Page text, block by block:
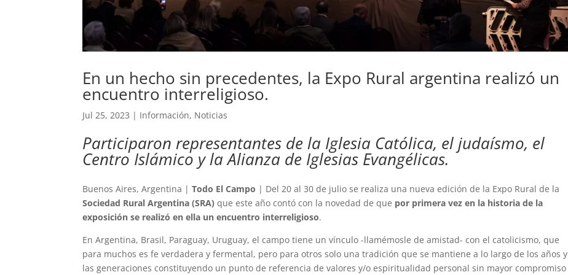
En un hecho sin precedentes, la Expo Rural argentina realizó un
encuentro interreligioso.
Jul 25, 2023 | Información, Noticias
Participaron representantes de la Iglesia Católica, el judaísmo, el
Centro Islámico y la Alianza de Iglesias Evangélicas.
Buenos Aires, Argentina |Todo El Campo | Del 20 al 30 de julio se realiza una nueva edición de la Expo Rural de la
Sociedad Rural Argentina (SRA) que este año contó con la novedad de que por primera vez en la historia de la
exposición se realizó en ella un encuentro interreligioso.
En Argentina, Brasil, Paraguay, Uruguay, el campo tiene un vínculo -llamémosle de amistad- con el catolicismo, que
para muchos es fe verdadera y fermental, pero para otros solo una tradición que se mantiene a lo largo de los años y
las generaciones constituyendo un punto de referencia de valores y/o espiritualidad personal sin mayor compromiso